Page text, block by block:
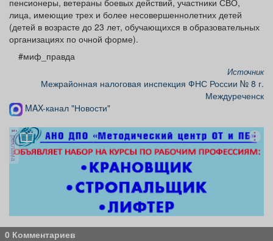
Я - пенсионер
пенсионеры, ветераны боевых действий, участники СВО,
лица, имеющие трех и более несовершеннолетних детей
(детей в возрасте до 23 лет, обучающихся в образовательных
организациях по очной форме).
#миф_правда
Источник
Межрайонная налоговая инспекция ФНС России № 8 г.
Междуреченск
MAX-канал "Новости"
реклама
0 Комментариев